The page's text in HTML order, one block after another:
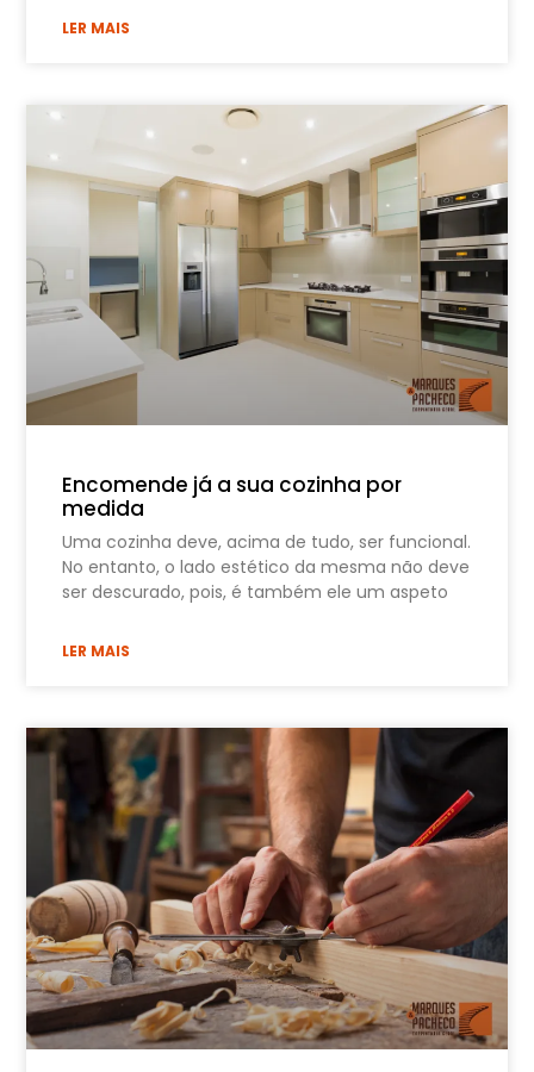
LER MAIS
Encomende já a sua cozinha por
medida
Uma cozinha deve, acima de tudo, ser funcional.
No entanto, o lado estético da mesma não deve
ser descurado, pois, é também ele um aspeto
LER MAIS